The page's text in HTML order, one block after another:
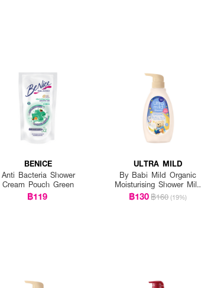
BENICE
Anti Bacteria Shower
Cream Pouch Green
฿119
ULTRA MILD
By Babi Mild Organic
Moisturising Shower Milk
Bedtime Story
฿130฿160 (19%)